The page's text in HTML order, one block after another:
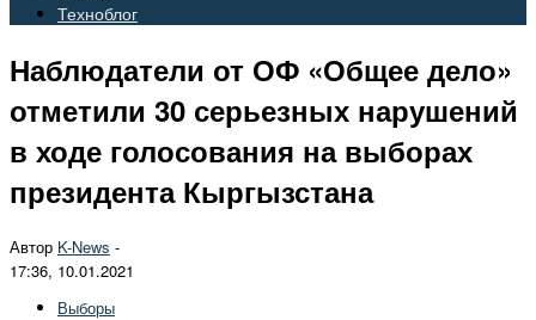
Техноблог
Наблюдатели от ОФ «Общее дело»
отметили 30 серьезных нарушений
в ходе голосования на выборах
президента Кыргызстана
Автор K-News -
17:36, 10.01.2021
Выборы